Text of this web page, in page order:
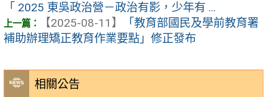
相關公告
「 2025 東吳政治營－政治有影，少年有 ...
【2025-08-11】
「教育部國民及學前教育署
補助辦理矯正教育作業要點」修正發布